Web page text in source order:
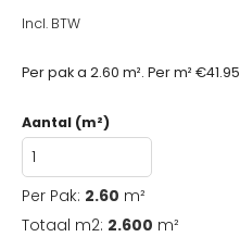
Incl. BTW
Per pak a 2.60 m². Per m² €41.95
Aantal (m²)
Per Pak: 2.60 m²
Totaal m2: 2.600 m²